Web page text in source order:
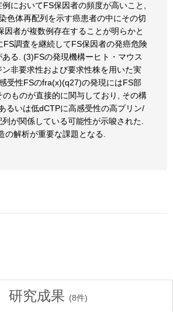
においてFS保因者の頻度が高いこと,
色体再配列を示す癌患者の中にその切
因者が複数例存在することが明らかと
FS調査を継続してFS保因者の発癌危険
る. (3)FSの発現機構ーヒト・マウス
非要求性および要求性株を用いた実
受性FSのfra(x)(q27)の発現にはFS部
のものが直接的に関与しており, その構
るいは低dCTPに高感受性の高プリン/
が関係している可能性が示唆された.
の解析が重要な課題となる.
研究成果 (8件)